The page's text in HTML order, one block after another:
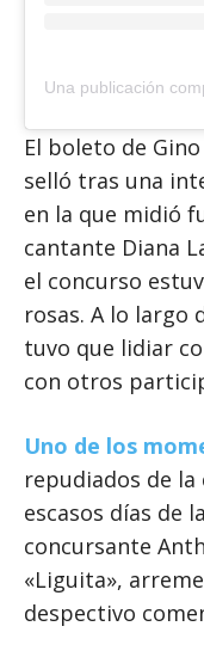
El boleto de
selló tras una
en la que midió
cantante Diana
el concurso
rosas. A lo largo
tuvo que lidiar
con otros
Uno de los
repudiados de
escasos días de
concursante
«Liguita»,
despectivo